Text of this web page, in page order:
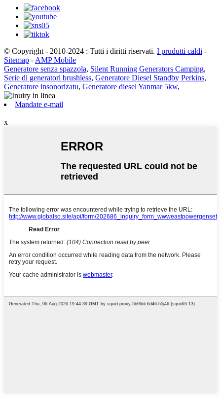
© Copyright - 2010-2024 : Tutti i diritti riservati. I prudutti caldi -
Sitemap - AMP Mobile
Generatore senza spazzola, Silent Running Generators Camping,
Serie di generatori brushless, Generatore Diesel Standby Perkins,
Generatore insonorizatu, Generatore diesel Yanmar 5kw,
Mandate e-mail
x